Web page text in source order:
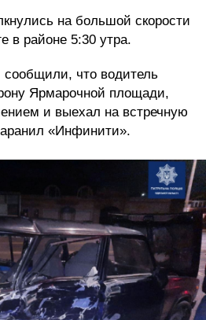
на большой скорости
в районе 5:30 утра.
сообщили, что водитель
Ярмарочной площади,
и выехал на встречную
«Инфинити».